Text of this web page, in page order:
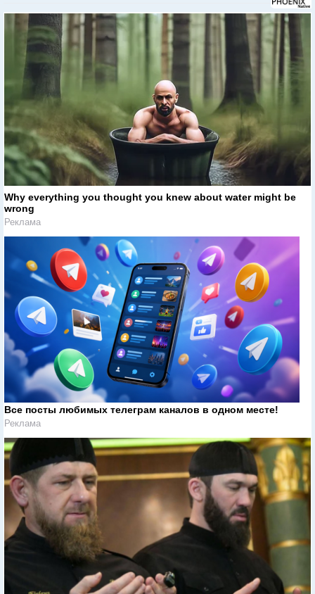
Why everything you thought you knew about water might be
wrong
Реклама
Все посты любимых телеграм каналов в одном месте!
Реклама